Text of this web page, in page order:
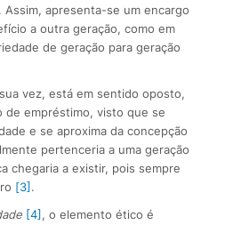
apresenta-se um encargo
a outra geração, como em
de geração para geração
vez, está em sentido oposto,
de empréstimo, visto que se
e se aproxima da concepção
pertenceria a uma geração
chegaria a existir, pois sempre
[3] .
[4] , o elemento ético é